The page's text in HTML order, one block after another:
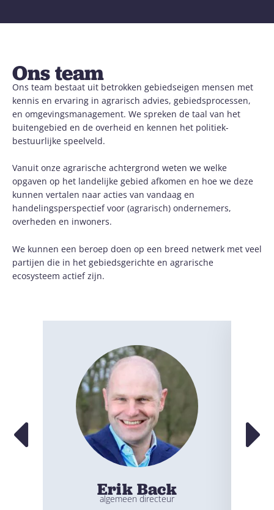
Ons team
Ons team bestaat uit betrokken gebiedseigen mensen met
kennis en ervaring in agrarisch advies, gebiedsprocessen,
en omgevingsmanagement. We spreken de taal van het
buitengebied en de overheid en kennen het politiek-
bestuurlijke speelveld.
Vanuit onze agrarische achtergrond weten we welke
opgaven op het landelijke gebied afkomen en hoe we deze
kunnen vertalen naar acties van vandaag en
handelingsperspectief voor (agrarisch) ondernemers,
overheden en inwoners.
We kunnen een beroep doen op een breed netwerk met veel
partijen die in het gebiedsgerichte en agrarische
ecosysteem actief zijn.
Erik Back
algemeen directeur